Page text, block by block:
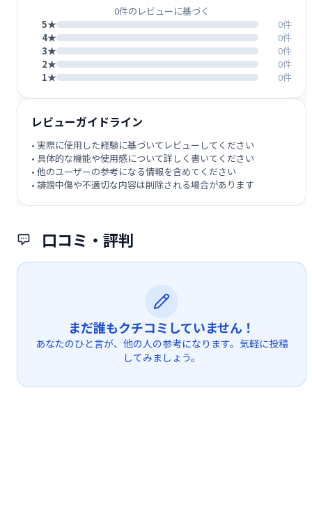
口コミ・評判
まだ誰もクチコミしていません！
あなたのひと言が、他の人の参考になります。気軽に投稿
してみましょう。
0件のレビューに基づく
5★
0件
4★
0件
3★
0件
2★
0件
1★
0件
レビューガイドライン
• 実際に使用した経験に基づいてレビューしてください
• 具体的な機能や使用感について詳しく書いてください
• 他のユーザーの参考になる情報を含めてください
• 誹謗中傷や不適切な内容は削除される場合があります